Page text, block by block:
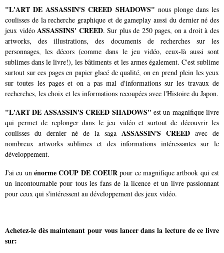
"L'ART DE ASSASSIN'S CREED SHADOWS" nous plonge dans les
coulisses de la recherche graphique et de gameplay aussi du dernier né des
jeux vidéoASSASSINS' CREED. Sur plus de 250 pages, on a droit à des
artworks, des illustrations, des documents de recherches sur les
personnages, les décors (comme dans le jeu vidéo, ceux-là aussi sont
sublimes dans le livre!), les bâtiments et les armes également. C'est sublime
surtout sur ces pages en papier glacé de qualité, on en prend plein les yeux
sur toutes les pages et on a pas mal d'informations sur les travaux de
recherches, les choix et les informations recoupées avec l'Histoire du Japon.
"L'ART DE ASSASSIN'S CREED SHADOWS" est un magnifique livre
qui permet de replonger dans le jeu vidéo et surtout de découvrir les
coulisses du dernier né de la saga ASSASSIN'S CREED avec de
nombreux artworks sublimes et des informations intéressantes sur le
développement.
J'ai eu un énorme COUP DE COEUR pour ce magnifique artbook qui est
un incontournable pour tous les fans de la licence et un livre passionnant
pour ceux qui s'intéressent au développement des jeux vidéo.
Achetez-le dès maintenant pour vous lancer dans la lecture de ce livre
sur: